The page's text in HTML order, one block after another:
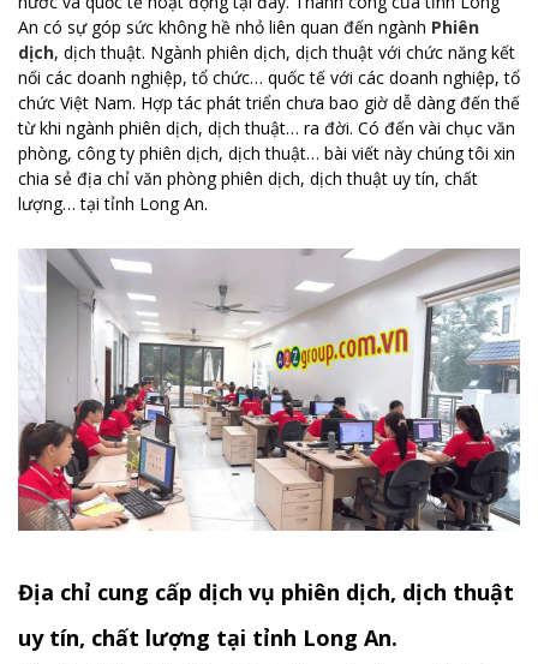
An có sự góp sức không hề nhỏ liên quan đến ngành Phiên
dịch, dịch thuật. Ngành phiên dịch, dịch thuật với chức năng kết
nối các doanh nghiệp, tổ chức… quốc tế với các doanh nghiệp, tổ
chức Việt Nam. Hợp tác phát triển chưa bao giờ dễ dàng đến thế
từ khi ngành phiên dịch, dịch thuật… ra đời. Có đến vài chục văn
phòng, công ty phiên dịch, dịch thuật… bài viết này chúng tôi xin
chia sẻ địa chỉ văn phòng phiên dịch, dịch thuật uy tín, chất
lượng… tại tỉnh Long An.
Địa chỉ cung cấp dịch vụ phiên dịch, dịch thuật
uy tín, chất lượng tại tỉnh Long An.